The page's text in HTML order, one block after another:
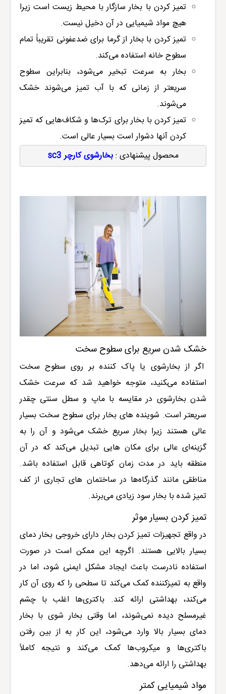
تمیز کردن با بخار سازگار با محیط زیست است زیرا
هیچ مواد شیمیایی در آن دخیل نیست.
تمیز کردن با بخار از گرما برای ضدعفونی تقریباً تمام
سطوح خانه استفاده می‌کند.
بخار به سرعت تبخیر می‌شود، بنابراین سطوح
سریعتر از زمانی که با آب تمیز می‌شوند خشک
می‌شوند.
تمیز کردن با بخار برای ترک‌ها و شکاف‌هایی که تمیز
کردن آنها دشوار است بسیار عالی است.
محصول پیشنهادی : بخارشوی کارچر sc3
خشک شدن سریع برای سطوح سخت
اگر از بخارشوی یا پاک کننده بر روی سطوح سخت
استفاده می‌‍کنید، متوجه خواهید شد که سرعت خشک
شدن بخارشوی در مقایسه با ماپ و سطل سنتی چقدر
سریعتر است. شوینده های بخار برای سطوح سخت بسیار
عالی هستند زیرا بخار سریع خشک می‌شود و آن را به
گزینه‌ای عالی برای مکان هایی تبدیل می‌کند که در آن
منطقه باید در مدت زمان کوتاهی قابل استفاده باشد.
مناطقی مانند گذرگاه‌ها در ساختمان های تجاری از کف
تمیز شده با بخار سود زیادی می‌برند.
تمیز کردن بسیار موثر
در واقع تجهیزات تمیز کردن بخار دارای خروجی بخار دمای
بسیار بالایی هستند. اگرچه این ممکن است در صورت
استفاده نادرست باعث ایجاد مشکل ایمنی شود، اما در
واقع به تمیزکننده کمک می‌کند تا سطحی را که روی آن کار
می‌کند، بهداشتی ارائه کند. باکتری‌ها اغلب با چشم
غیرمسلح دیده نمی‌شوند، اما وقتی بخار شوی با بخار
دمای بسیار بالا وارد می‌شود، این کار به از بین رفتن
باکتری‌ها و میکروب‌ها کمک می‌کند و نتیجه کاملاً
بهداشتی را ارائه می‌دهد.
مواد شیمیایی کمتر